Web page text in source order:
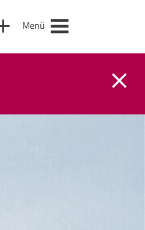
Menü